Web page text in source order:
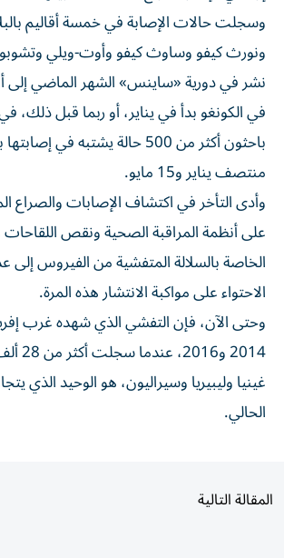
وسجلت حالات الإصابة في خمسة ​أقاليم
ونورث كيفو وساوث كيفو ‌وأوت-ويلي
نشر في دورية «ساينس» الشهر الماضي
في الكونغو بدأ ⁠في يناير، أو ربما قبل ذلك،
باحثون أكثر من 500 حالة يشتبه ​في
منتصف يناير و15 مايو.
وأدى التأخر في اكتشاف الإصابات والصراع
على أنظمة المراقبة الصحية ونقص
الخاصة ‌بالسلالة المتفشية من ‌الفيروس إلى
الاحتواء على مواكبة الانتشار هذه المرة.
وحتى ‌الآن، فإن التفشي الذي شهده غرب
2014
غينيا وليبيريا وسيراليون، هو الوحيد الذي
الحالي.
المقالة التالية